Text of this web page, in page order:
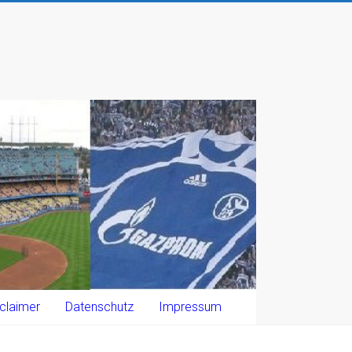
Datenschutz Impressum